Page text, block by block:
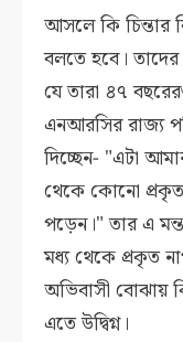
আসলে কি চিন্তার
বলতে হবে।
যে তারা ৪৭
এনআরসির রাজ্য
দিচ্ছেন- "এটা
থেকে কোনো প্রকৃত
পড়েন।" তার এ
মধ্য থেকে প্রকৃত
অভিবাসী বোঝায়
এতে উদ্বিগ্ন।